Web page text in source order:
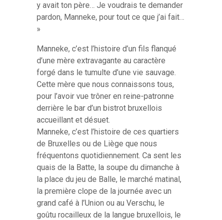
y avait ton père… Je voudrais te demander
pardon, Manneke, pour tout ce que j’ai fait…
»
Manneke, c’est l’histoire d’un fils flanqué
d’une mère extravagante au caractère
forgé dans le tumulte d’une vie sauvage.
Cette mère que nous connaissons tous,
pour l’avoir vue trôner en reine-patronne
derrière le bar d’un bistrot bruxellois
accueillant et désuet.
Manneke, c’est l’histoire de ces quartiers
de Bruxelles ou de Liège que nous
fréquentons quotidiennement. Ca sent les
quais de la Batte, la soupe du dimanche à
la place du jeu de Balle, le marché matinal,
la première clope de la journée avec un
grand café à l’Union ou au Verschu, le
goûtu rocailleux de la langue bruxellois, le